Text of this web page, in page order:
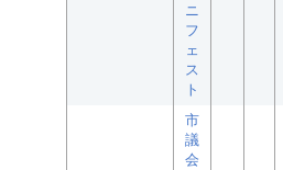
ニ
フ
ェ
ス
ト
市
議
会